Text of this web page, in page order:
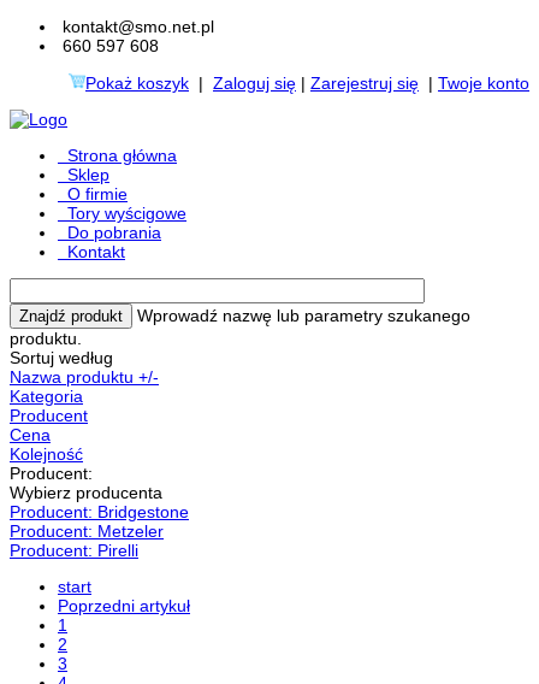
kontakt@smo.net.pl
660 597 608
Pokaż koszyk | Zaloguj się | Zarejestruj się | Twoje konto
Strona główna
Sklep
O firmie
Tory wyścigowe
Do pobrania
Kontakt
Wprowadź nazwę lub parametry szukanego
produktu.
Sortuj według
Nazwa produktu +/-
Kategoria
Producent
Cena
Kolejność
Producent:
Wybierz producenta
Producent: Bridgestone
Producent: Metzeler
Producent: Pirelli
start
Poprzedni artykuł
1
2
3